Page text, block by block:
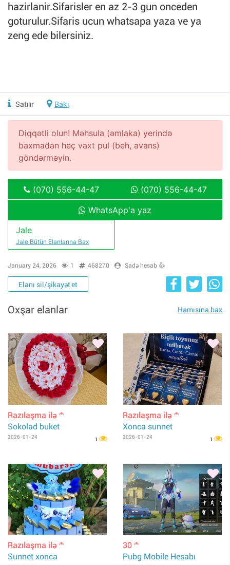
hazirlanir.Sifarisler en az 2-3 gun onceden
goturulur.Sifaris ucun whatsapa yaza ve ya
zeng ede bilersiniz.
Satılır Bakı
Diqqətli olun! Məhsula (əmlaka) yerində
baxmadan heç vaxt pul (beh, avans)
göndərməyin.
(070) 556-44-47
(070) 556-44-47
WhatsApp'a yaz
Jale
Jale Bütün Elanlarına Bax
January 24, 2026 1 468270 Sadə hesab 👍
Elanı sil/şikayət et
Oxşar elanlar Hamısına bax
Razılaşma ilə m
Sokolad buket
2026-01-24 1
Razılaşma ilə m
Xonca sunnet
2026-01-24 1
Razılaşma ilə m
Sunnet xonca
30 m
Pubg Mobile Hesabı